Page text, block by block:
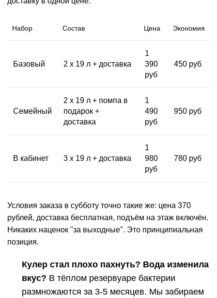
Набор Состав Цена Экономия
Базовый 2 x 19 л + доставка
1
390
руб
450 руб
Семейный
2 x 19 л + помпа в
подарок +
доставка
1
490
руб
950 руб
В кабинет 3 x 19 л + доставка
1
980
руб
780 руб
Условия заказа в субботу точно такие же: цена 370
рублей, доставка бесплатная, подъём на этаж включён.
Никаких наценок "за выходные". Это принципиальная
позиция.
Кулер стал плохо пахнуть? Вода изменила
вкус? В тёплом резервуаре бактерии
размножаются за 3-5 месяцев. Мы забираем